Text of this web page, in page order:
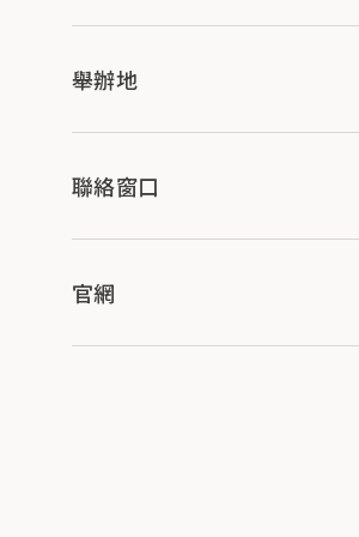
舉辦地
聯絡窗口
官網